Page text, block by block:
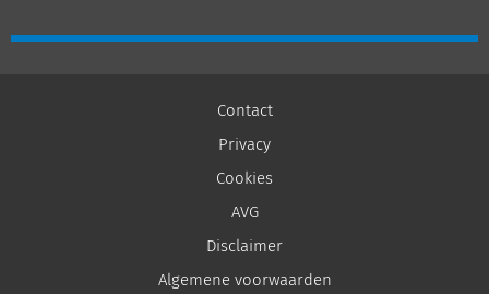
Contact
Privacy
Cookies
AVG
Disclaimer
Algemene voorwaarden